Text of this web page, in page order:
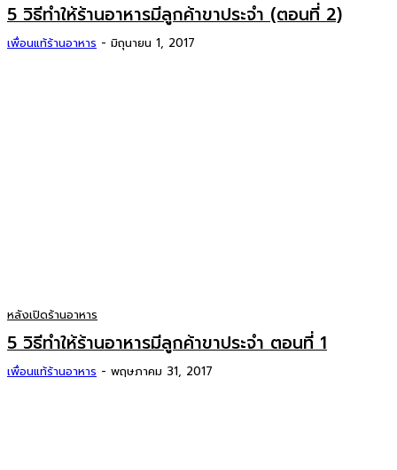
5 วิธีทำให้ร้านอาหารมีลูกค้าขาประจำ (ตอนที่ 2)
เพื่อนแท้ร้านอาหาร - มิถุนายน 1, 2017
หลังเปิดร้านอาหาร
5 วิธีทำให้ร้านอาหารมีลูกค้าขาประจำ ตอนที่ 1
เพื่อนแท้ร้านอาหาร - พฤษภาคม 31, 2017